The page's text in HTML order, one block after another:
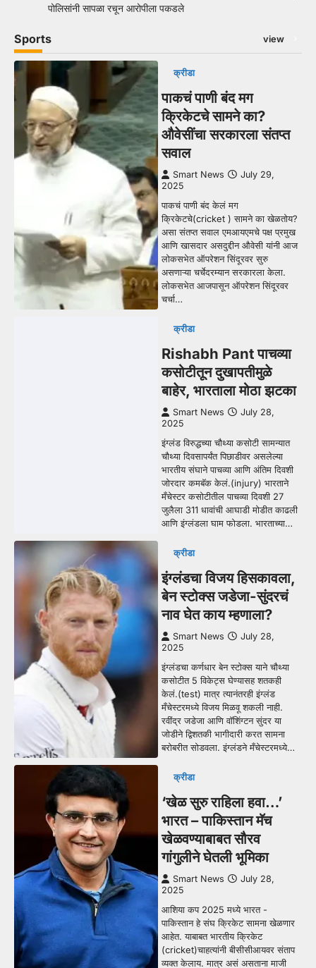
पोलिसांनी सापळा रचून आरोपीला पकडले
Sports view
क्रीडा
पाकचं पाणी बंद मग
क्रिकेटचे सामने का?
औवेसींचा सरकारला संतप्त
सवाल
Smart News
July 29,
2025
पाकचं पाणी बंद केलं मग
क्रिकेटचे(cricket ) सामने का खेळतोय?
असा संतप्त सवाल एमआयएमचे पक्ष प्रमुख
आणि खासदार असदुद्दीन औवेसी यांनी आज
लोकसभेत ऑपरेशन सिंदूरवर सुरु
असणाऱ्या चर्चेदरम्यान सरकारला केला.
लोकसभेत आजपासून ऑपरेशन सिंदूरवर
चर्चा…
क्रीडा
Rishabh Pant पाचव्या
कसोटीतून दुखापतीमुळे
बाहेर, भारताला मोठा झटका
Smart News
July 28,
2025
इंग्लंड विरुद्धच्या चौथ्या कसोटी सामन्यात
चौथ्या दिवसापर्यंत पिछाडीवर असलेल्या
भारतीय संघाने पाचव्या आणि अंतिम दिवशी
जोरदार कमबॅक केलं.(injury) भारताने
मँचेस्टर कसोटीतील पाचव्या दिवशी 27
जुलैला 311 धावांची आघाडी मोडीत काढली
आणि इंग्लंडला घाम फोडला. भारताच्या…
क्रीडा
इंग्लंडचा विजय हिसकावला,
बेन स्टोक्स जडेजा-सुंदरचं
नाव घेत काय म्हणाला?
Smart News
July 28,
2025
इंग्लंडचा कर्णधार बेन स्टोक्स याने चौथ्या
कसोटीत 5 विकेट्स घेण्यासह शतकही
केलं.(test) मात्र त्यानंतरही इंग्लंड
मँचेस्टरमध्ये विजय मिळवू शकली नाही.
रवींद्र जडेजा आणि वॉशिंग्टन सुंदर या
जोडीने द्विशतकी भागीदारी करत सामना
बरोबरीत सोडवला. इंग्लंडने मँचेस्टरमध्ये…
क्रीडा
‘खेळ सुरु राहिला हवा…’
भारत – पाकिस्तान मॅच
खेळवण्याबाबत सौरव
गांगुलीने घेतली भूमिका
Smart News
July 28,
2025
आशिया कप 2025 मध्ये भारत -
पाकिस्तान हे संघ क्रिकेट सामना खेळणार
आहेत. याबाबत भारतीय क्रिकेट
(cricket)चाहत्यांनी बीसीसीआयवर संताप
व्यक्त केलाय. मात्र असं असताना माजी